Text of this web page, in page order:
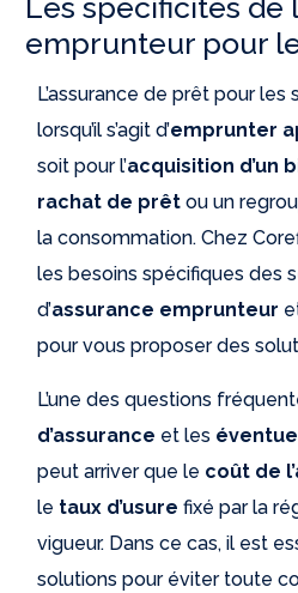
Les spécificités de
emprunteur pour
L’assurance de prêt pour
lorsqu’il s’agit d’emprunter
soit pour l’acquisition d’un
rachat de prêt ou un
la consommation. Chez
les besoins spécifiques des
d’assurance emprunteur
pour vous proposer des
L’une des questions
d’assurance et les
peut arriver que le coût de
le taux d’usure fixé par la
vigueur. Dans ce cas, il est
solutions pour éviter toute